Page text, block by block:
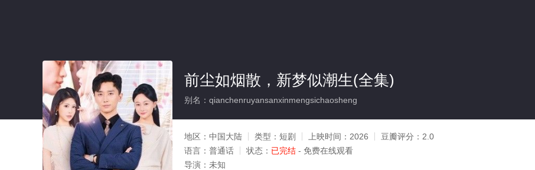
前尘如烟散，新梦似潮生(全集)
别名：qianchenruyansanxinmengsichaosheng
地区： 中国大陆 类型： 短剧 上映时间： 2026 豆瓣评分： 2.0
语言： 普通话 状态： 已完结 - 免费在线观看
导演： 未知